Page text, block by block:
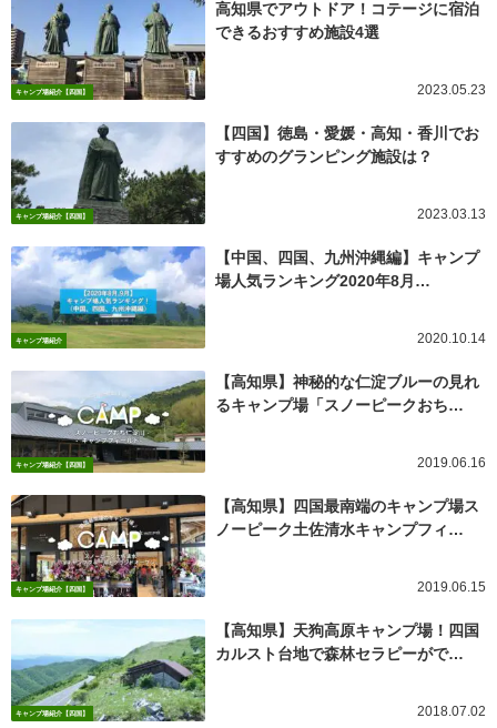
キャンプ場紹介【四国】
高知県でアウトドア！コテージに宿泊
できるおすすめ施設4選
2023.05.23
キャンプ場紹介【四国】
【四国】徳島・愛媛・高知・香川でお
すすめのグランピング施設は？
2023.03.13
キャンプ場紹介
【中国、四国、九州沖縄編】キャンプ
場人気ランキング2020年8月…
2020.10.14
キャンプ場紹介【四国】
【高知県】神秘的な仁淀ブルーの見れ
るキャンプ場「スノーピークおち…
2019.06.16
キャンプ場紹介【四国】
【高知県】四国最南端のキャンプ場ス
ノーピーク土佐清水キャンプフィ…
2019.06.15
キャンプ場紹介【四国】
【高知県】天狗高原キャンプ場！四国
カルスト台地で森林セラピーがで…
2018.07.02